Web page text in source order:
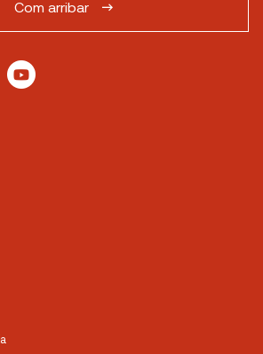
Com arribar